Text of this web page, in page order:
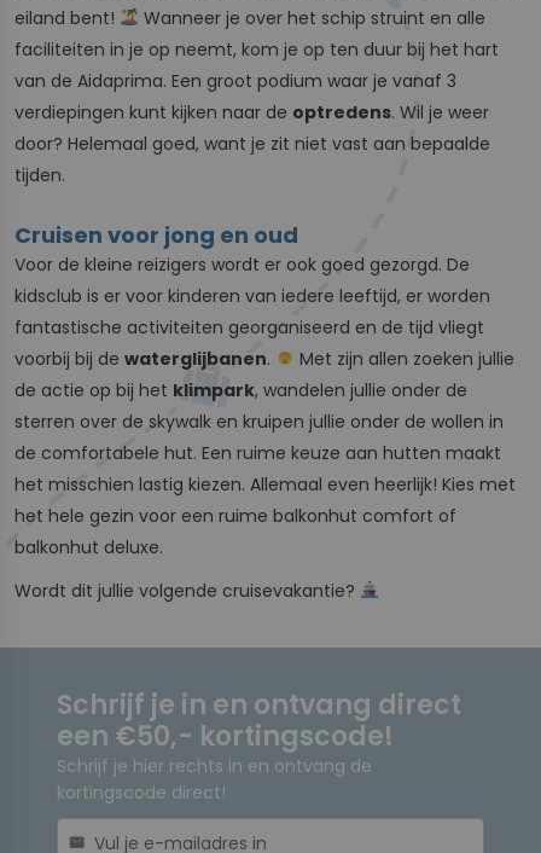
eiland bent!
Wanneer je over het schip struint en alle
faciliteiten in je op neemt, kom je op ten duur bij het hart
van de Aidaprima. Een groot podium waar je vanaf 3
verdiepingen kunt kijken naar de optredens. Wil je weer
door? Helemaal goed, want je zit niet vast aan bepaalde
tijden.
Cruisen voor jong en oud
Voor de kleine reizigers wordt er ook goed gezorgd. De
kidsclub is er voor kinderen van iedere leeftijd, er worden
fantastische activiteiten georganiseerd en de tijd vliegt
voorbij bij de waterglijbanen.
Met zijn allen zoeken jullie
de actie op bij het klimpark, wandelen jullie onder de
sterren over de skywalk en kruipen jullie onder de wollen in
de comfortabele hut. Een ruime keuze aan hutten maakt
het misschien lastig kiezen. Allemaal even heerlijk! Kies met
het hele gezin voor een ruime balkonhut comfort of
balkonhut deluxe.
Wordt dit jullie volgende cruisevakantie?
Schrijf je in en ontvang direct
een €50,- kortingscode!
Schrijf je hier rechts in en ontvang de
kortingscode direct!
mail